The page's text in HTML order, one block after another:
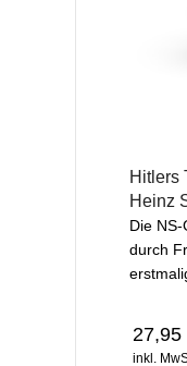
Hitlers
Heinz
Die NS-
durch
27,95
inkl.